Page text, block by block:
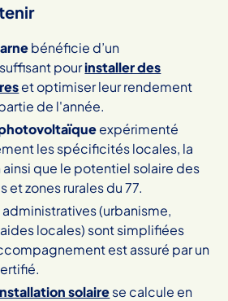
bénéficie d’un
pourinstaller des
et optimiser leur rendement
de l'année.
expérimenté
les spécificités locales, la
que le potentiel solaire des
et zones rurales du 77.
(urbanisme,
locales) sont simplifiées
est assuré par un
solairese calcule en